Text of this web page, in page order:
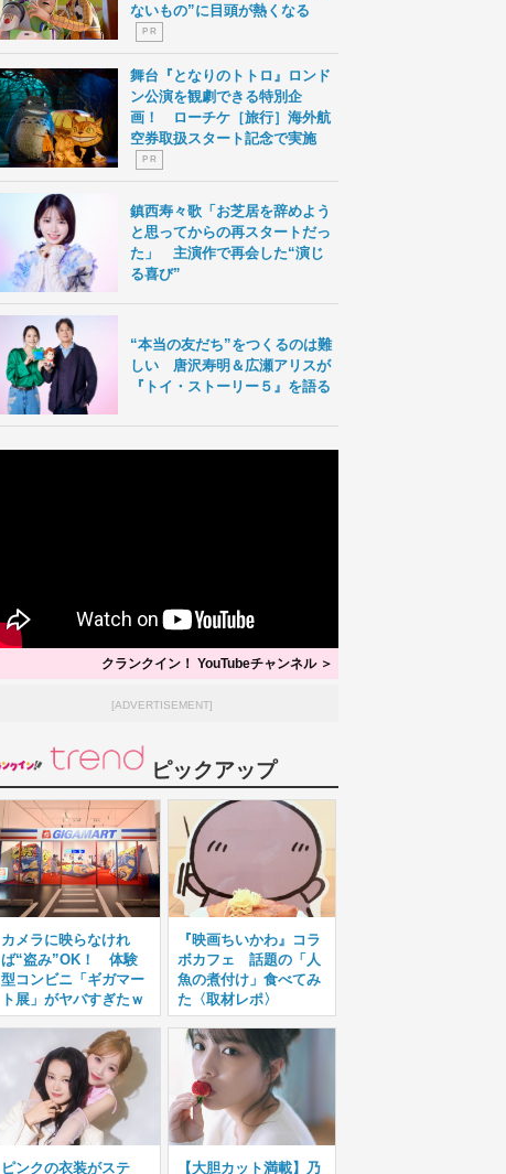
ないもの”に目頭が熱くなる
P R
舞台『となりのトトロ』ロンド
ン公演を観劇できる特別企
画！ ローチケ［旅行］海外航
空券取扱スタート記念で実施
P R
鎮西寿々歌「お芝居を辞めよう
と思ってからの再スタートだっ
た」 主演作で再会した“演じ
る喜び”
“本当の友だち”をつくるのは難
しい 唐沢寿明＆広瀬アリスが
『トイ・ストーリー５』を語る
クランクイン！ YouTubeチャンネル ＞
[ADVERTISEMENT]
ピックアップ
カメラに映らなけれ
ば“盗み”OK！ 体験
型コンビニ「ギガマー
ト展」がヤバすぎたｗ
『映画ちいかわ』コラ
ボカフェ 話題の「人
魚の煮付け」食べてみ
た〈取材レポ〉
ピンクの衣装がステ 【大胆カット満載】乃